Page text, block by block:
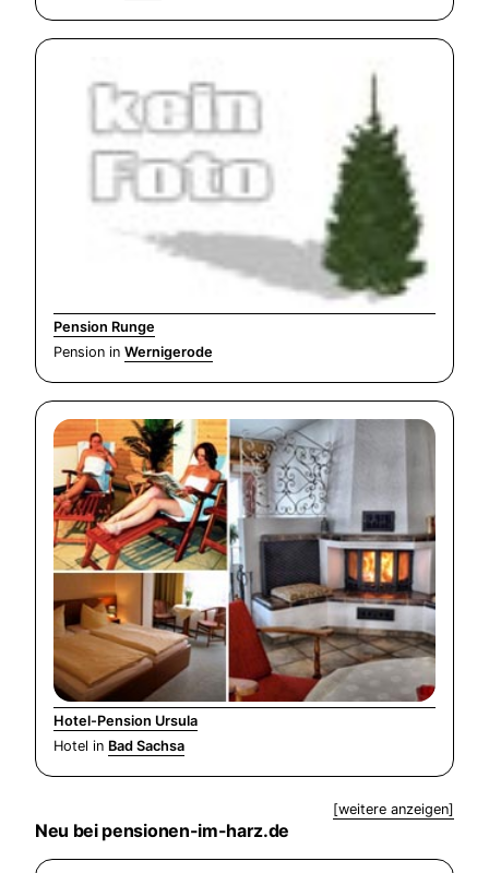
Pension Runge
Pension in Wernigerode
Hotel-Pension Ursula
Hotel in Bad Sachsa
[weitere anzeigen]
Neu bei pensionen-im-harz.de